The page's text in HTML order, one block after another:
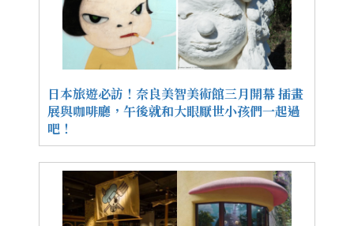
日本旅遊必訪！奈良美智美術館三月開幕 插畫
展與咖啡廳，午後就和大眼厭世小孩們一起過
吧！